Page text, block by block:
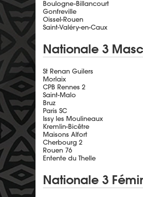
Boulogne-Billancourt
Gonfreville
Oissel-Rouen
Saint-Valéry-en-Caux
Nationale 3
St Renan Guilers
Morlaix
CPB Rennes 2
Saint-Malo
Bruz
Paris SC
Issy les Moulineaux
Kremlin-Bicêtre
Maisons Alfort
Cherbourg 2
Rouen 76
Entente du Thelle
Nationale 3